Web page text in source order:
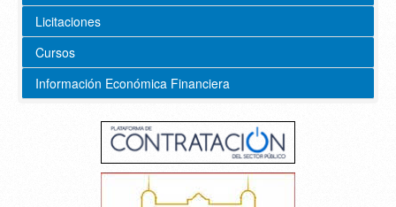
Licitaciones
Cursos
Información Económica Financiera